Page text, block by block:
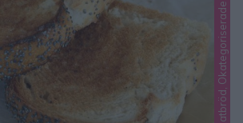
Lindas matbröd, Okategoriserade